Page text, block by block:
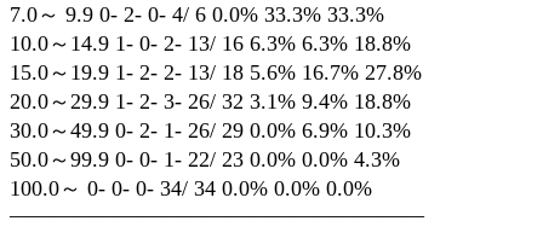
7.0～ 9.9 0- 2- 0- 4/ 6 0.0% 33.3% 33.3%
10.0～14.9 1- 0- 2- 13/ 16 6.3% 6.3% 18.8%
15.0～19.9 1- 2- 2- 13/ 18 5.6% 16.7% 27.8%
20.0～29.9 1- 2- 3- 26/ 32 3.1% 9.4% 18.8%
30.0～49.9 0- 2- 1- 26/ 29 0.0% 6.9% 10.3%
50.0～99.9 0- 0- 1- 22/ 23 0.0% 0.0% 4.3%
100.0～ 0- 0- 0- 34/ 34 0.0% 0.0% 0.0%
———————————————————